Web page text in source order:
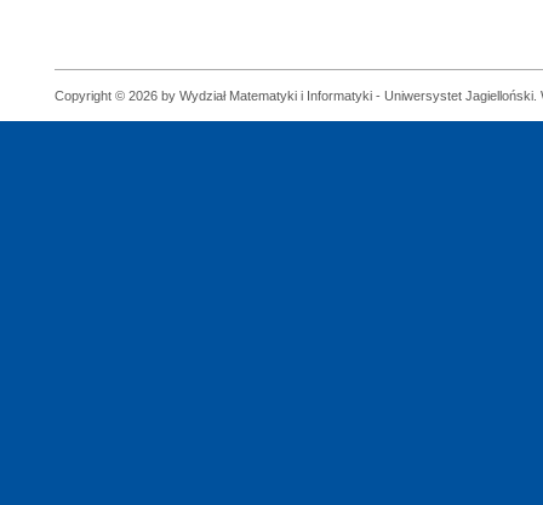
Copyright © 2026 by Wydział Matematyki i Informatyki - Uniwersystet